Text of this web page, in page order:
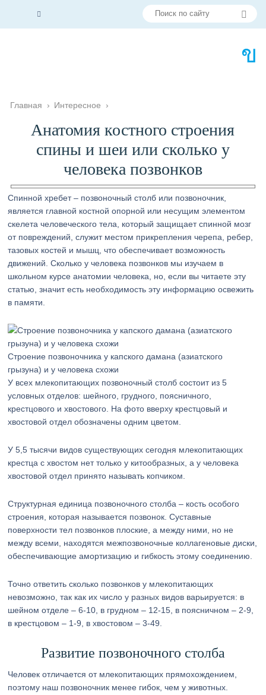
Главная › Интересное ›
Анатомия костного строения
спины и шеи или сколько у
человека позвонков
Спинной хребет – позвоночный столб или позвоночник,
является главной костной опорной или несущим элементом
скелета человеческого тела, который защищает спинной мозг
от повреждений, служит местом прикрепления черепа, ребер,
тазовых костей и мышц, что обеспечивает возможность
движений. Сколько у человека позвонков мы изучаем в
школьном курсе анатомии человека, но, если вы читаете эту
статью, значит есть необходимость эту информацию освежить
в памяти.
Строение позвоночника у капского дамана (азиатского
грызуна) и у человека схожи
У всех млекопитающих позвоночный столб состоит из 5
условных отделов: шейного, грудного, поясничного,
крестцового и хвостового. На фото вверху крестцовый и
хвостовой отдел обозначены одним цветом.
У 5,5 тысячи видов существующих сегодня млекопитающих
крестца с хвостом нет только у китообразных, а у человека
хвостовой отдел принято называть копчиком.
Структурная единица позвоночного столба – кость особого
строения, которая называется позвонок. Суставные
поверхности тел позвонков плоские, а между ними, но не
между всеми, находятся межпозвоночные коллагеновые диски,
обеспечивающие амортизацию и гибкость этому соединению.
Точно ответить сколько позвонков у млекопитающих
невозможно, так как их число у разных видов варьируется: в
шейном отделе – 6-10, в грудном – 12-15, в поясничном – 2-9,
в крестцовом – 1-9, в хвостовом – 3-49.
Развитие позвоночного столба
Человек отличается от млекопитающих прямохождением,
поэтому наш позвоночник менее гибок, чем у животных.